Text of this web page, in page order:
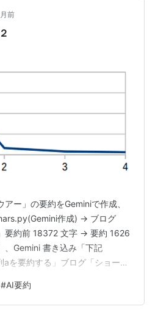
前
ー」の要約をGeminiで作成、
作成) → ブログ
要約前 18372 文字 → 要約 1626
、Gemini 書き込み「下記
を要約する」ブログ「ショーペ
だいたテキスト文字列aは、哲
の思想を起点に、現代の脳科
#AI要約